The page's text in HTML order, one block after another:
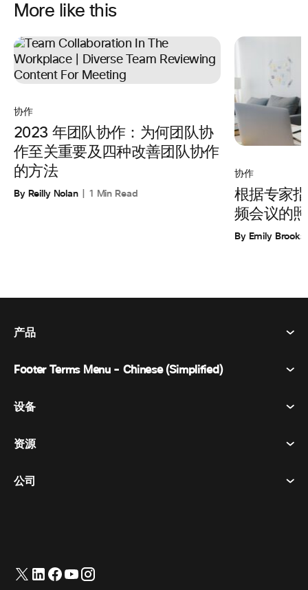
More like this
协作
2023 年团队协作：为何团队协
作至关重要及四种改善团队协作
的方法
By Reilly Nolan 1 Min Read
协作
根据专家
频会议的
By Emily Brooks
产品
Webex Suite
消息传递
活动
白板
Footer Terms Menu - Chinese (Simplified)
条款和条件
商标
Français(法语)
设备
房间设备
耳机
资源
价格
公司
联系支持